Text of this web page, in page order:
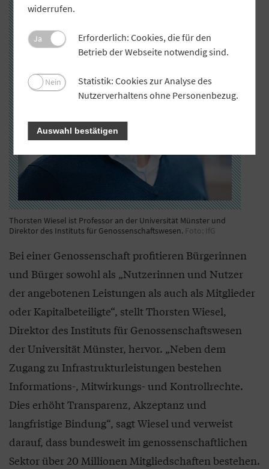
Thorsten Wiesel ist Professor an der Universität Münster und
Direktor des Instituts für Genossenschaftswesen. Foto: IfG
Bei einer Genossenschaft profitieren Bürgerinnen
und Bürger sowohl als „Nutzerinnen und Nutzer
der angebotenen Leistungen als auch als Mitglieder
oder Kapitalbeteiligte“, stellt Thorsten Wiesel,
Direktor des Instituts für Genossenschaftswesen
der Universität Münster, hervor. „Neben dem
Zugang zu Infrastrukturleistungen bestehen
Informations-, Mitwirkungs- und Kontrollrechte.
Dies erhöht Transparenz, Akzeptanz und
langfristige Bindung“, sagt Wiesel und verweist
darauf, dass bundesweit im genossenschaftlichen
Sektor über 20 Millionen Mitgliedschaften bestehen.
widerrufen.
Ja
Erforderlich: Cookies, die für den
Betrieb der Webseite notwendig sind.
Nein
Statistik: Cookies zur Analyse des
Nutzerverhaltens ohne Personenbezug.
Auswahl bestätigen